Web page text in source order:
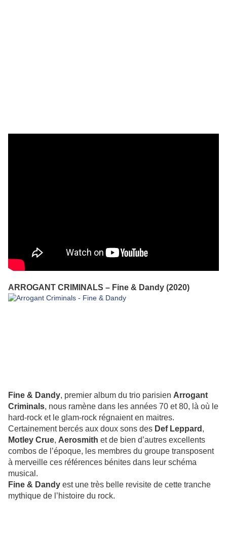
ARROGANT CRIMINALS – Fine & Dandy (2020)
Fine & Dandy, premier album du trio parisien Arrogant
Criminals, nous ramène dans les années 70 et 80, là où le
hard-rock et le glam-rock régnaient en maitres.
Certainement bercés aux doux sons des Def Leppard ,
Motley Crue, Aerosmith et de bien d’autres excellents
combos de l’époque, les membres du groupe transposent
à merveille ces références bénites dans leur schéma
musical.
Fine & Dandy est une très belle revisite de cette tranche
mythique de l’histoire du rock.